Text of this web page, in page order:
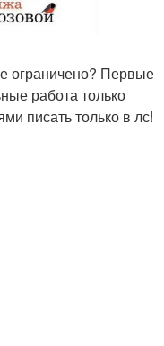
ограничено? Первые
работа только
писать только в лс!